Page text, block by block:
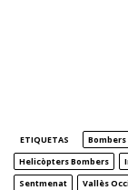
ETIQUETAS
Helicòpters Bombers
Sentmenat
Vallès